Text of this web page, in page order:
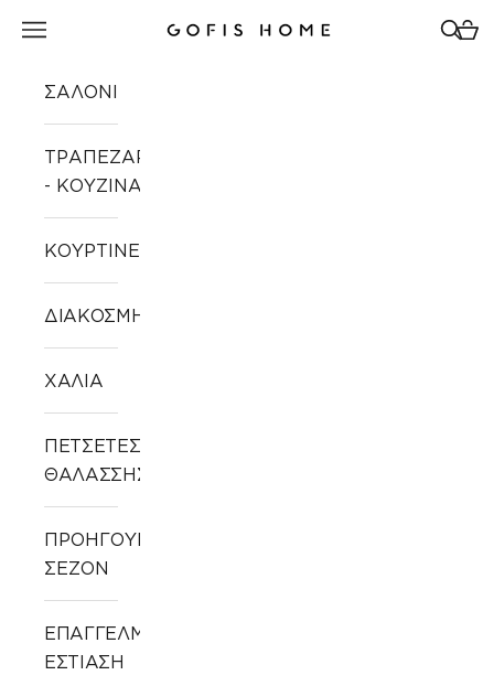
Gofis Home
Άνοιγμα μενού πλοήγησης
ΣΑΛΟΝΙ
ΤΡΑΠΕΖΑΡΙΑ
- ΚΟΥΖΙΝΑ
ΚΟΥΡΤΙΝΕΣ
ΔΙΑΚΟΣΜΗΣΗ
ΧΑΛΙΑ
ΠΕΤΣΕΤΕΣ
ΘΑΛΑΣΣΗΣ
ΠΡΟΗΓΟΥΜΕΝΩΝ
ΣΕΖΟΝ
ΕΠΑΓΓΕΛΜΑΤΙΚΗ
ΕΣΤΙΑΣΗ